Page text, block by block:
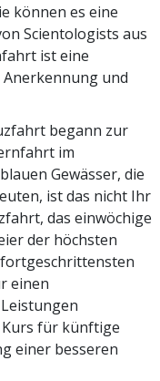
können es eine
Scientologists aus
ist eine
Anerkennung und
begann zur
im
Gewässer, die
ist das nicht Ihr
das einwöchige
der höchsten
einen
Kurs für künftige
einer besseren